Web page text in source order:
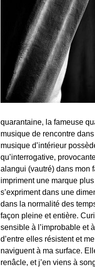
quarantaine, la fameuse
musique de rencontre
musique d’intérieur
qu’interrogative,
alangui (vautré) dans mon
impriment une marque
s’expriment dans une
dans la normalité des
façon pleine et entière.
sensible à l’improbable et
d’entre elles résistent et
naviguent à ma surface.
renâcle, et j’en viens à